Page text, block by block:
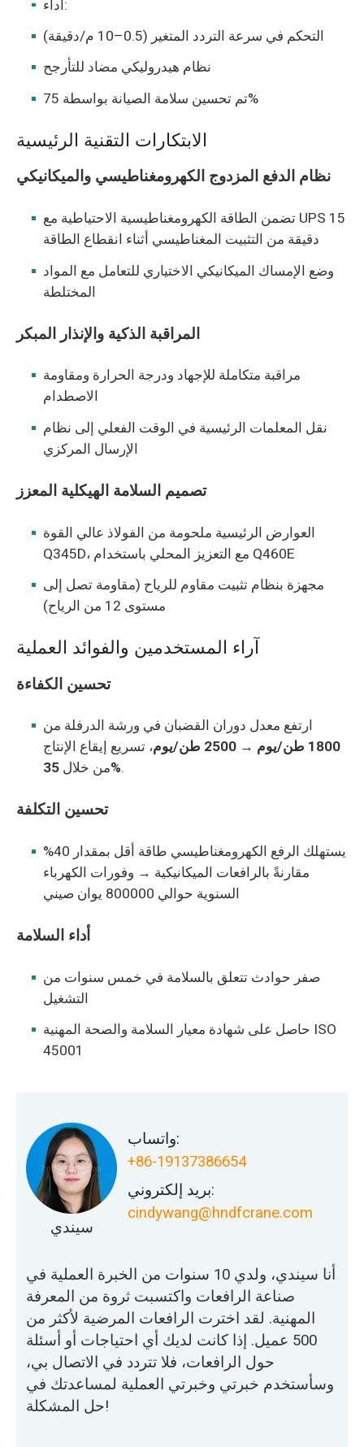
أداء:
التحكم في سرعة التردد المتغير (0.5–10 م/دقيقة)
نظام هيدروليكي مضاد للتأرجح
تم تحسين سلامة الصيانة بواسطة 75%
الابتكارات التقنية الرئيسية
نظام الدفع المزدوج الكهرومغناطيسي والميكانيكي
تضمن الطاقة الكهرومغناطيسية الاحتياطية مع UPS 15
دقيقة من التثبيت المغناطيسي أثناء انقطاع الطاقة
وضع الإمساك الميكانيكي الاختياري للتعامل مع المواد
المختلطة
المراقبة الذكية والإنذار المبكر
مراقبة متكاملة للإجهاد ودرجة الحرارة ومقاومة
الاصطدام
نقل المعلمات الرئيسية في الوقت الفعلي إلى نظام
الإرسال المركزي
تصميم السلامة الهيكلية المعزز
العوارض الرئيسية ملحومة من الفولاذ عالي القوة
Q345D، مع التعزيز المحلي باستخدام Q460E
مجهزة بنظام تثبيت مقاوم للرياح (مقاومة تصل إلى
مستوى 12 من الرياح)
آراء المستخدمين والفوائد العملية
تحسين الكفاءة
ارتفع معدل دوران القضبان في ورشة الدرفلة من
1800 طن/يوم → 2500 طن/يوم
، تسريع إيقاع الإنتاج
من خلال35%.
تحسين التكلفة
يستهلك الرفع الكهرومغناطيسي طاقة أقل بمقدار 40%
مقارنةً بالرافعات الميكانيكية → وفورات الكهرباء
السنوية حوالي 800000 يوان صيني
أداء السلامة
صفر حوادث تتعلق بالسلامة في خمس سنوات من
التشغيل
حاصل على شهادة معيار السلامة والصحة المهنية ISO
45001
سيندي
واتساب:
+86-19137386654
بريد إلكتروني:
cindywang@hndfcrane.com
أنا سيندي، ولدي 10 سنوات من الخبرة العملية في
صناعة الرافعات واكتسبت ثروة من المعرفة
المهنية. لقد اخترت الرافعات المرضية لأكثر من
500 عميل. إذا كانت لديك أي احتياجات أو أسئلة
حول الرافعات، فلا تتردد في الاتصال بي،
وسأستخدم خبرتي وخبرتي العملية لمساعدتك في
حل المشكلة!